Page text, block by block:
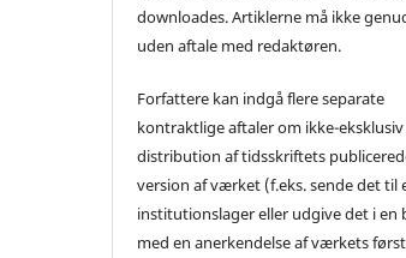
downloades. Artiklerne må ikke
uden aftale med redaktøren.
Forfattere kan indgå flere separate
kontraktlige aftaler om ikke-eksklusiv
distribution af tidsskriftets
version af værket (f.eks. sende det til
institutionslager eller udgive det i en
med en anerkendelse af værkets